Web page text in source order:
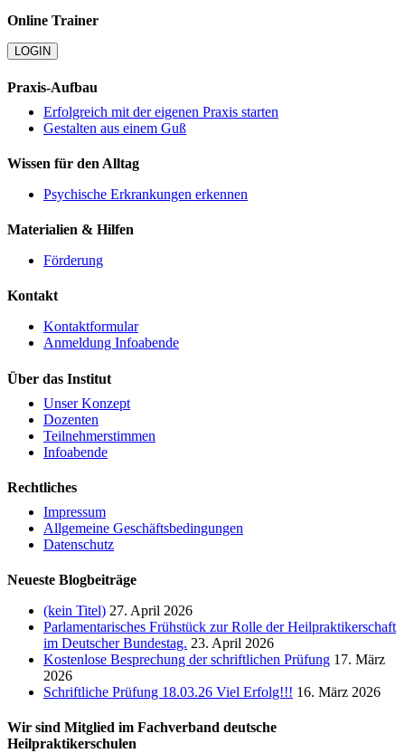
Online Trainer
LOGIN
Praxis-Aufbau
Erfolgreich mit der eigenen Praxis starten
Gestalten aus einem Guß
Wissen für den Alltag
Psychische Erkrankungen erkennen
Materialien & Hilfen
Förderung
Kontakt
Kontaktformular
Anmeldung Infoabende
Über das Institut
Unser Konzept
Dozenten
Teilnehmerstimmen
Infoabende
Rechtliches
Impressum
Allgemeine Geschäftsbedingungen
Datenschutz
Neueste Blogbeiträge
(kein Titel) 27. April 2026
Parlamentarisches Frühstück zur Rolle der Heilpraktikerschaft
im Deutscher Bundestag. 23. April 2026
Kostenlose Besprechung der schriftlichen Prüfung 17. März
2026
Schriftliche Prüfung 18.03.26 Viel Erfolg!!! 16. März 2026
Wir sind Mitglied im Fachverband deutsche
Heilpraktikerschulen